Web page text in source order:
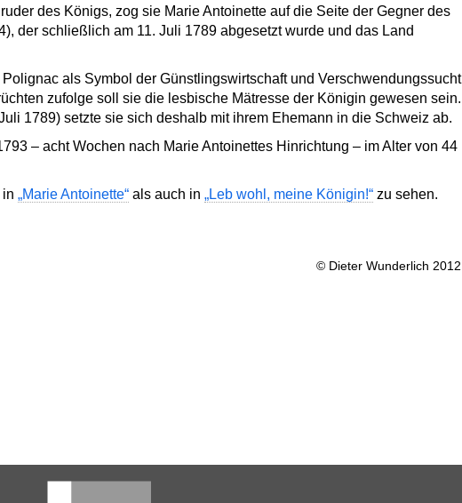
des Königs, zog sie Marie Antoinette auf die Seite der Gegner des
der schließlich am 11. Juli 1789 abgesetzt wurde und das Land
als Symbol der Günstlingswirtschaft und Verschwendungssucht
zufolge soll sie die lesbische Mätresse der Königin gewesen sein.
1789) setzte sie sich deshalb mit ihrem Ehemann in die Schweiz ab.
– acht Wochen nach Marie Antoinettes Hinrichtung – im Alter von 44
„Marie Antoinette“als auch in „Leb wohl, meine Königin!“zu sehen.
© Dieter Wunderlich 2012